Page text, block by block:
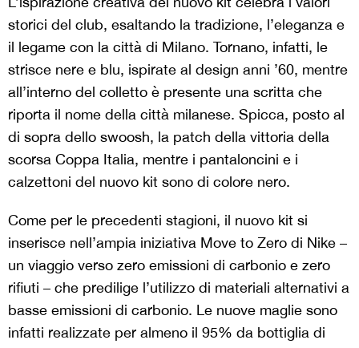
storici del club, esaltando la tradizione, l’eleganza e
il legame con la città di Milano. Tornano, infatti, le
strisce nere e blu, ispirate al design anni ’60, mentre
all’interno del colletto è presente una scritta che
riporta il nome della città milanese. Spicca, posto al
di sopra dello swoosh, la patch della vittoria della
scorsa Coppa Italia, mentre i pantaloncini e i
calzettoni del nuovo kit sono di colore nero.
Come per le precedenti stagioni, il nuovo kit si
inserisce nell’ampia iniziativa Move to Zero di Nike –
un viaggio verso zero emissioni di carbonio e zero
rifiuti – che predilige l’utilizzo di materiali alternativi a
basse emissioni di carbonio. Le nuove maglie sono
infatti realizzate per almeno il 95% da bottiglia di